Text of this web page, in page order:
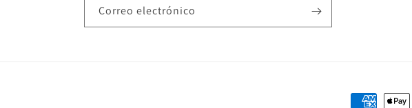
Correo electrónico
Formas